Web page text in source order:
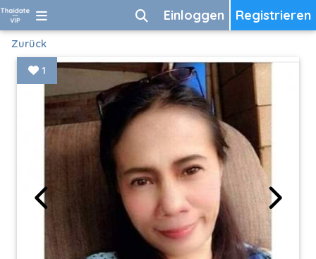
Registrieren
Einloggen
Zurück
1